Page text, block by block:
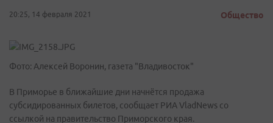
20:25, 14 февраля 2021 Общество
Фото: Алексей Воронин, газета "Владивосток"
В Приморье в ближайшие дни начнётся продажа
субсидированных билетов, сообщает РИА VladNews со
ссылкой на правительство Приморского края.